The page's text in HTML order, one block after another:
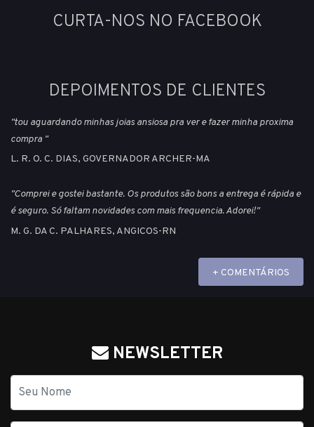
CURTA-NOS NO FACEBOOK
DEPOIMENTOS DE CLIENTES
"tou aguardando minhas joias ansiosa pra ver e fazer minha proxima
compra "
L. R. O. C. DIAS, GOVERNADOR ARCHER-MA
"Comprei e gostei bastante. Os produtos são bons a entrega é rápida e
é seguro. Só faltam novidades com mais frequencia. Adorei!"
M. G. DA C. PALHARES, ANGICOS-RN
+ COMENTÁRIOS
NEWSLETTER